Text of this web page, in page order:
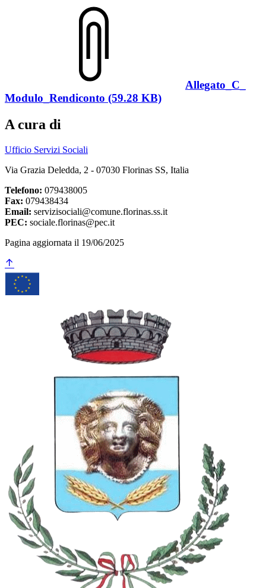
Allegato_C_
Modulo_Rendiconto (59.28 KB)
A cura di
Ufficio Servizi Sociali
Via Grazia Deledda, 2 - 07030 Florinas SS, Italia
Telefono: 079438005
Fax: 079438434
Email: servizisociali@comune.florinas.ss.it
PEC: sociale.florinas@pec.it
Pagina aggiornata il 19/06/2025